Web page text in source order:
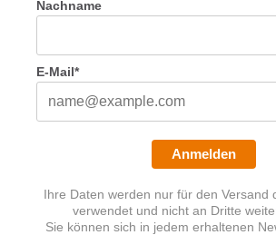
Nachname
E-Mail*
Anmelden
Ihre Daten werden nur für den Versand
verwendet und nicht an Dritte
Sie können sich in jedem erhaltenen